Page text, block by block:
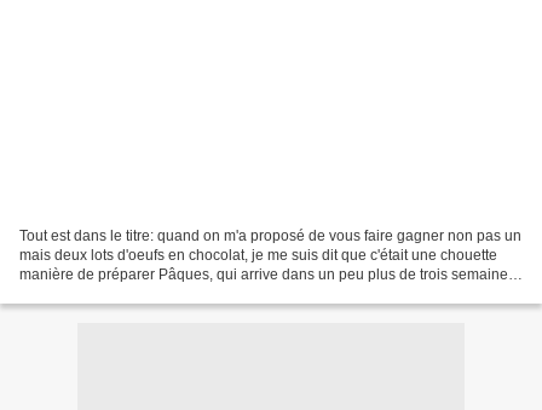
Tout est dans le titre: quand on m'a proposé de vous faire gagner non pas un
mais deux lots d'oeufs en chocolat, je me suis dit que c'était une chouette
manière de préparer Pâques, qui arrive dans un peu plus de trois semaines!